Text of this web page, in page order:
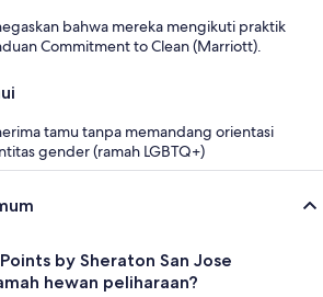
bahwa mereka mengikuti praktik
Commitment to Clean (Marriott).
tamu tanpa memandang orientasi
gender (ramah LGBTQ+)
by Sheraton San Jose
hewan peliharaan?